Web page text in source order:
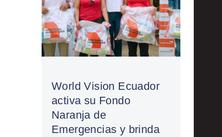
World Vision Ecuador
activa su Fondo
Naranja de
Emergencias y brinda